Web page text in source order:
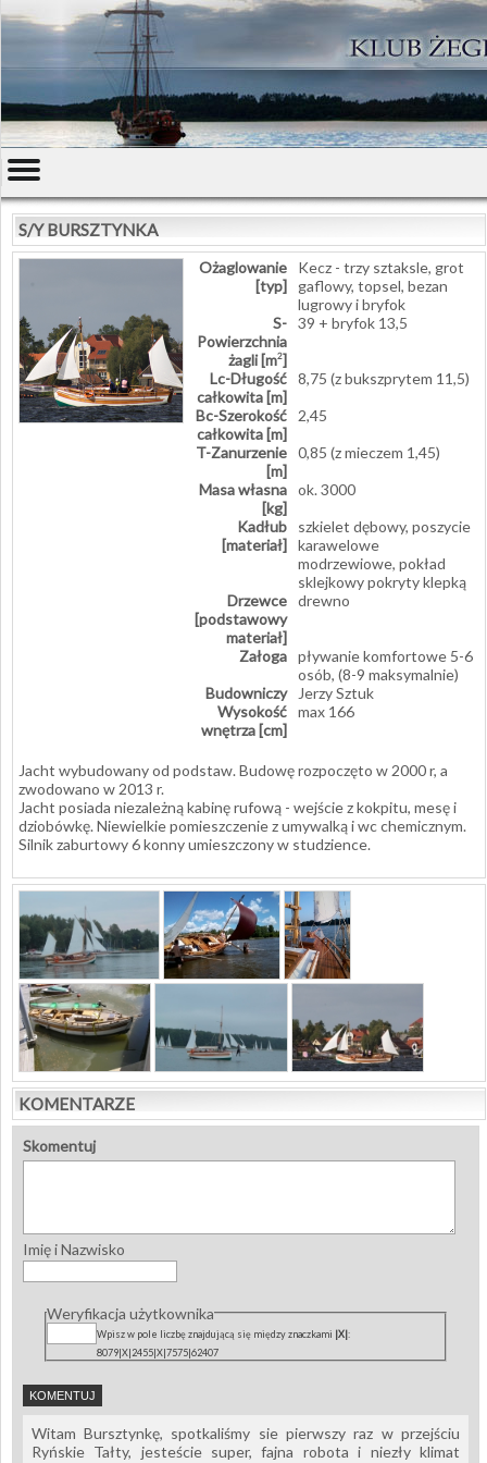
S/Y BURSZTYNKA
Ożaglowanie
[typ]
Kecz - trzy sztaksle, grot
gaflowy, topsel, bezan
lugrowy i bryfok
S-
Powierzchnia
żagli [m2]
39 + bryfok 13,5
Lc-Długość
całkowita [m]
8,75 (z bukszprytem 11,5)
Bc-Szerokość
całkowita [m]
2,45
T-Zanurzenie
[m]
0,85 (z mieczem 1,45)
Masa własna
[kg]
ok. 3000
Kadłub
[materiał]
szkielet dębowy, poszycie
karawelowe
modrzewiowe, pokład
sklejkowy pokryty klepką
Drzewce
[podstawowy
materiał]
drewno
Załoga pływanie komfortowe 5-6
osób, (8-9 maksymalnie)
Budowniczy
Jerzy Sztuk
Wysokość
wnętrza [cm]
max 166
Jacht wybudowany od podstaw. Budowę rozpoczęto w 2000 r, a
zwodowano w 2013 r.
Jacht posiada niezależną kabinę rufową - wejście z kokpitu, mesę i
dziobówkę. Niewielkie pomieszczenie z umywalką i wc chemicznym.
Silnik zaburtowy 6 konny umieszczony w studzience.
KOMENTARZE
Skomentuj
Imię i Nazwisko
Weryfikacja użytkownika
Wpisz w pole liczbę znajdującą się między znaczkami |X|:
8079|X|2455|X|7575|62407
Witam Bursztynkę, spotkaliśmy sie pierwszy raz w przejściu
Ryńskie Tałty, jesteście super, fajna robota i niezły klimat